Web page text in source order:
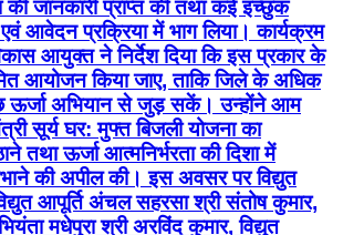
तथा ऊर्जा आत्मनिर्भरता की दिशा में
की अपील की। इस अवसर पर विद्युत
आपूर्ति अंचल सहरसा श्री संतोष कुमार,
मधेपुरा श्री अरविंद कुमार, विद्युत
श्री राजीव रंजन, सहायक
विद्युत अभियंता, वरीय राजस्व प्रबंधक,
स्थानीय जनप्रतिनिधि एवं बड़ी
उपस्थित थे। Information & Public
Government of Bihar